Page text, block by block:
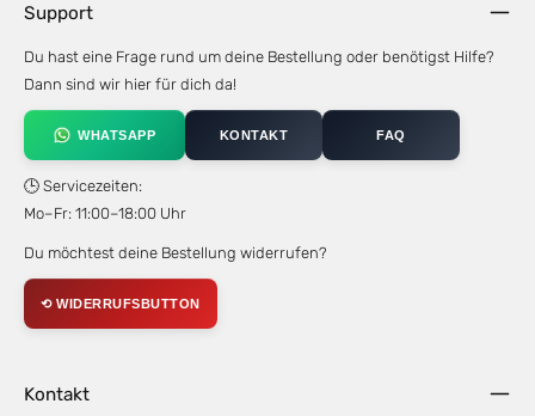
Support
Du hast eine Frage rund um deine Bestellung oder benötigst Hilfe?
Dann sind wir hier für dich da!
WHATSAPP KONTAKT FAQ
🕒 Servicezeiten:
Mo–Fr: 11:00–18:00 Uhr
Du möchtest deine Bestellung widerrufen?
⟲ WIDERRUFSBUTTON
Kontakt